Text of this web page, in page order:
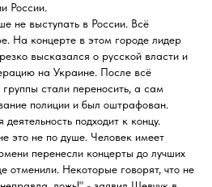
России.
не выступать в России. Всё
На концерте в этом городе лидер
высказался о русской власти и
на Украине. После всё
стали переносить, а сам
полиции и был оштрафован.
подходит к концу.
это не по душе. Человек имеет
перенесли концерты до лучших
отменили. Некоторые говорят, что не